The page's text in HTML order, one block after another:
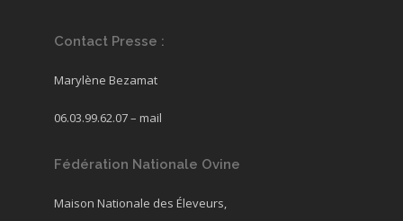
Contact Presse :
Marylène Bezamat
06.03.99.62.07 – mail
Fédération Nationale Ovine
Maison Nationale des Éleveurs,